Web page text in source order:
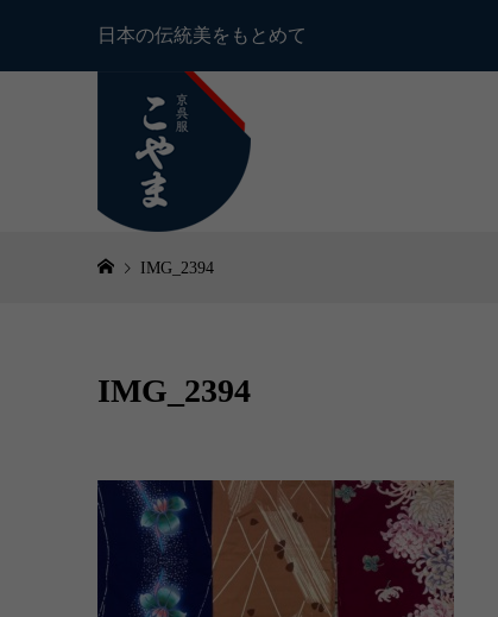
日本の伝統美をもとめて
IMG_2394
IMG_2394